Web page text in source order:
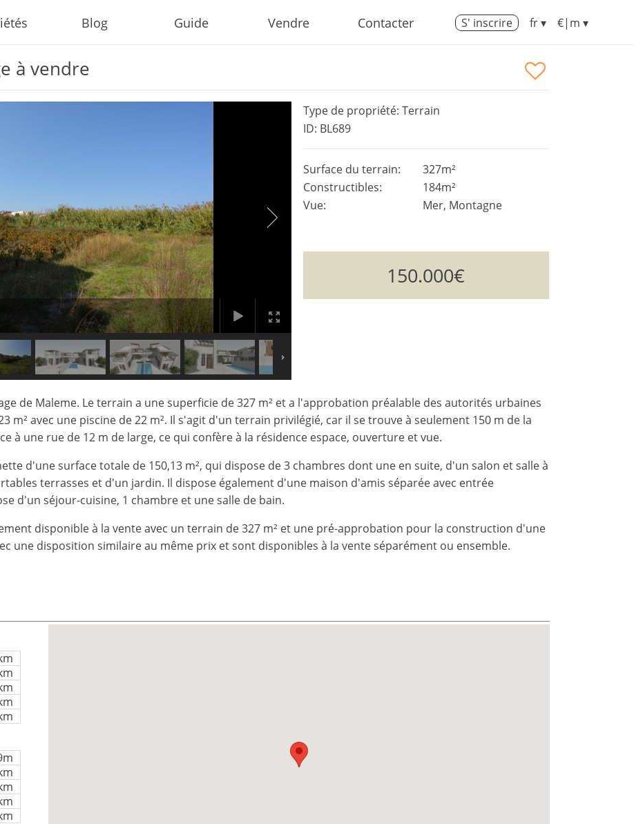
Blog Guide Vendre Contacter S' inscrire fr ▾ €|m ▾
à vendre
Type de propriété: Terrain
ID: BL689
Surface du terrain:
327m²
Constructibles:
184m²
Vue:
Mer, Montagne
150.000€
de Maleme. Le terrain a une superficie de 327 m² et a l'approbation préalable des autorités urbaines
m² avec une piscine de 22 m². Il s'agit d'un terrain privilégié, car il se trouve à seulement 150 m de la
à une rue de 12 m de large, ce qui confère à la résidence espace, ouverture et vue.
d'une surface totale de 150,13 m², qui dispose de 3 chambres dont une en suite, d'un salon et salle à
terrasses et d'un jardin. Il dispose également d'une maison d'amis séparée avec entrée
d'un séjour-cuisine, 1 chambre et une salle de bain.
disponible à la vente avec un terrain de 327 m² et une pré-approbation pour la construction d'une
une disposition similaire au même prix et sont disponibles à la vente séparément ou ensemble.